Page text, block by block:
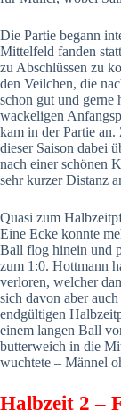
Die Partie begann
Mittelfeld fanden
zu Abschlüssen zu
den Veilchen, die
schon gut und gerne
wackeligen
kam in der Partie
dieser Saison dabei
nach einer schönen
sehr kurzer Distanz
Quasi zum
Eine Ecke konnte
Ball flog hinein und
zum 1:0. Hottmann
verloren, welcher
sich davon aber
endgültigen
einem langen Ball
butterweich in die
wuchtete – Männel
Halbzeit 2 –